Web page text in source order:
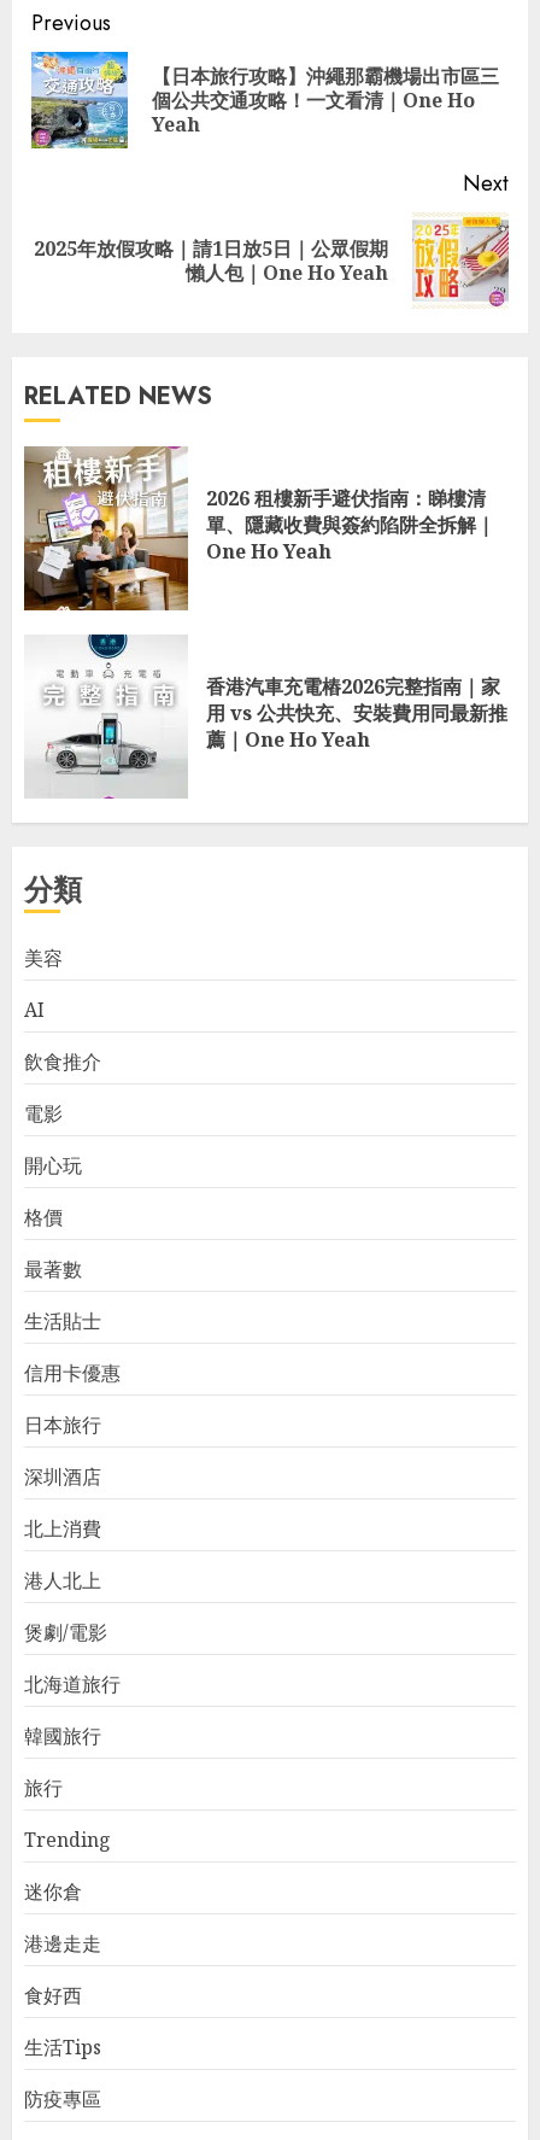
Continue
Reading
Previous
【日本旅行攻略】沖繩那霸機場出市區三
個公共交通攻略！一文看清｜One Ho
Yeah
Next
Next
2025年放假攻略｜請1日放5日｜公眾假期
懶人包｜One Ho Yeah
RELATED NEWS
2026 租樓新手避伏指南：睇樓清
單、隱藏收費與簽約陷阱全拆解｜
One Ho Yeah
香港汽車充電樁2026完整指南｜家
用 vs 公共快充、安裝費用同最新推
薦｜One Ho Yeah
分類
美容
AI
飲食推介
電影
開心玩
格價
最著數
生活貼士
信用卡優惠
日本旅行
深圳酒店
北上消費
港人北上
煲劇/電影
北海道旅行
韓國旅行
旅行
Trending
迷你倉
港邊走走
食好西
生活Tips
防疫專區